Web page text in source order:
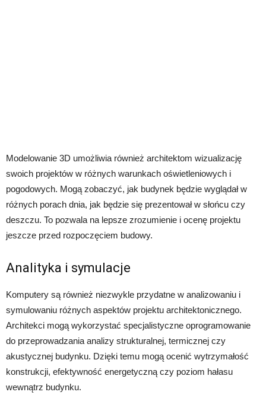
Modelowanie 3D umożliwia również architektom wizualizację
swoich projektów w różnych warunkach oświetleniowych i
pogodowych. Mogą zobaczyć, jak budynek będzie wyglądał w
różnych porach dnia, jak będzie się prezentował w słońcu czy
deszczu. To pozwala na lepsze zrozumienie i ocenę projektu
jeszcze przed rozpoczęciem budowy.
Analityka i symulacje
Komputery są również niezwykle przydatne w analizowaniu i
symulowaniu różnych aspektów projektu architektonicznego.
Architekci mogą wykorzystać specjalistyczne oprogramowanie
do przeprowadzania analizy strukturalnej, termicznej czy
akustycznej budynku. Dzięki temu mogą ocenić wytrzymałość
konstrukcji, efektywność energetyczną czy poziom hałasu
wewnątrz budynku.